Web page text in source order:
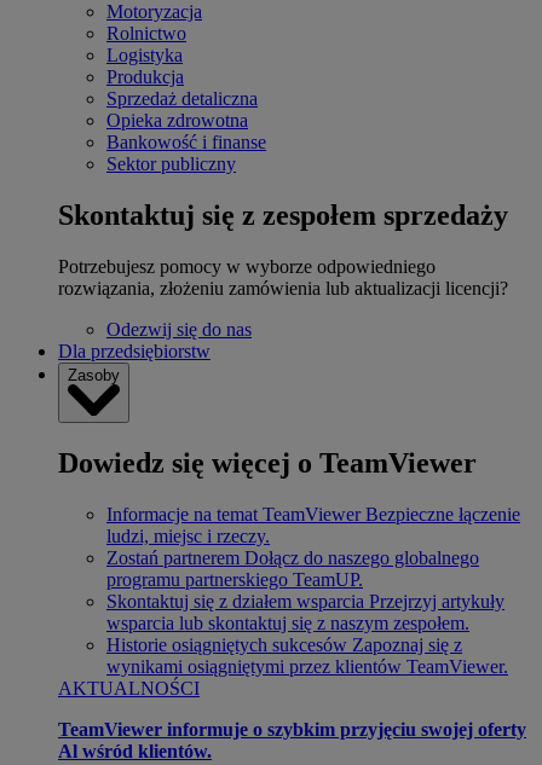
Motoryzacja
Rolnictwo
Logistyka
Produkcja
Sprzedaż detaliczna
Opieka zdrowotna
Bankowość i finanse
Sektor publiczny
Skontaktuj się z zespołem sprzedaży
Potrzebujesz pomocy w wyborze odpowiedniego
rozwiązania, złożeniu zamówienia lub aktualizacji licencji?
Odezwij się do nas
Dla przedsiębiorstw
Zasoby
Dowiedz się więcej o TeamViewer
Informacje na temat TeamViewer Bezpieczne łączenie
ludzi, miejsc i rzeczy.
Zostań partnerem Dołącz do naszego globalnego
programu partnerskiego TeamUP.
Skontaktuj się z działem wsparcia Przejrzyj artykuły
wsparcia lub skontaktuj się z naszym zespołem.
Historie osiągniętych sukcesów Zapoznaj się z
wynikami osiągniętymi przez klientów TeamViewer.
AKTUALNOŚCI
TeamViewer informuje o szybkim przyjęciu swojej oferty
Al wśród klientów.